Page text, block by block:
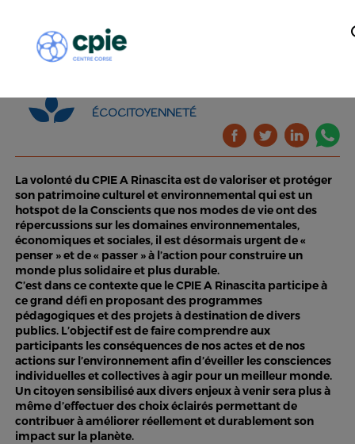
ÉCOCITOYENNETÉ
La volonté du CPIE A Rinascita est de valoriser et protéger
son patrimoine culturel et environnemental qui est un
hotspot de la Conscients que nos modes de vie ont des
répercussions sur les domaines environnementales,
économiques et sociales, il est désormais urgent de «
penser » et de « passer » à l’action pour construire un
monde plus solidaire et plus durable.
C’est dans ce contexte que le CPIE A Rinascita participe à
ce grand défi en proposant des programmes
pédagogiques et des projets à destination de divers
publics. L’objectif est de faire comprendre aux
participants les conséquences de nos actes et de nos
actions sur l’environnement afin d’éveiller les consciences
individuelles et collectives à agir pour un meilleur monde.
Un citoyen sensibilisé aux divers enjeux à venir sera plus à
même d’effectuer des choix éclairés permettant de
contribuer à améliorer réellement et durablement son
impact sur la planète.